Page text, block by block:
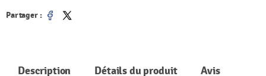
Partager :
Partager
Tweet
Description Détails du produit Avis